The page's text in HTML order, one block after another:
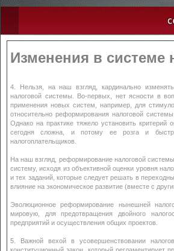
Изменения в системе
4. Нельзя, на наш взгляд, кардинально
налоговой системы. Во-первых, нет ясности в
применения новых систем, например, для
относительно реформирования налоговой
Однако на практике тяжело установить критерий
сегодня сложна, и потому ее розга и
налогоплательщиков.
На наш взгляд, реформирование налоговой
систему, исходя из объективной оценки уровня
и тех заданий, которые следует решать в
влияние на экономическое развитие (вместе с
Эволюционное реформирование нынешней
мировую, для предотвращения двойного
предприятий и осуществления общих проектов.
5. Важной вехой в усовершенствовании